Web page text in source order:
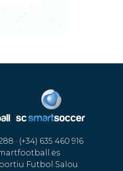
· (+34) 635 460 916
Futbol Salou